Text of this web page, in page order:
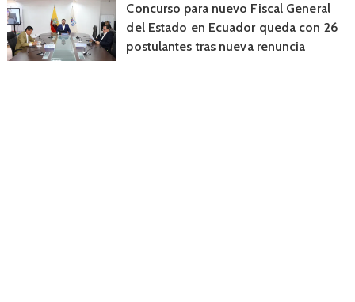
Concurso para nuevo Fiscal General
del Estado en Ecuador queda con 26
postulantes tras nueva renuncia